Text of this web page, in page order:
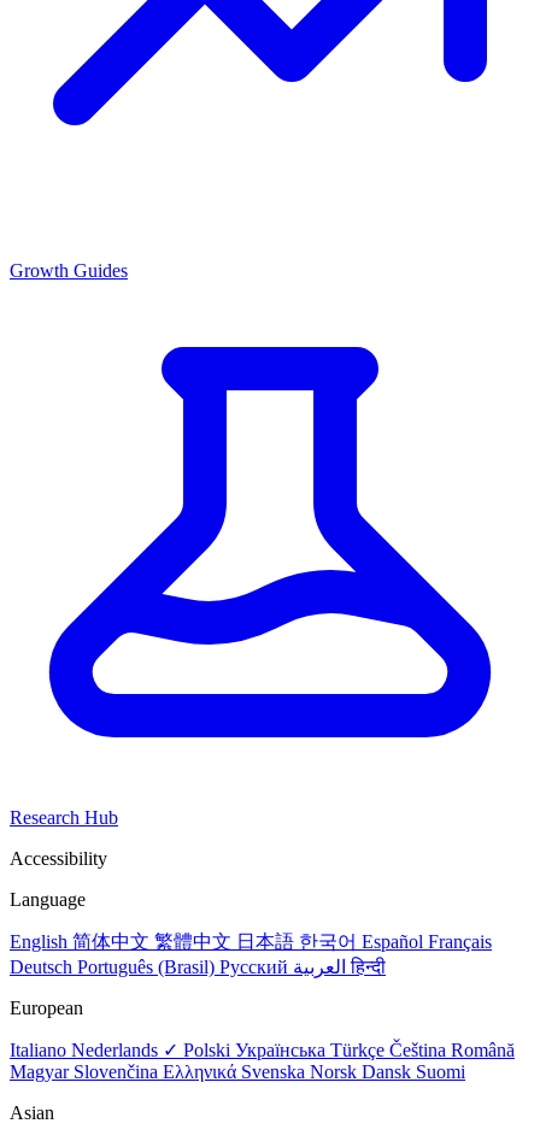
Growth Guides
Research Hub
Accessibility
Language
English 简体中文 繁體中文 日本語 한국어 Español Français
Deutsch Português (Brasil) Русский العربيةहिन्दी
European
Italiano Nederlands ✓ Polski Українська Türkçe Čeština Română
Magyar Slovenčina Ελληνικά Svenska Norsk Dansk Suomi
Asian